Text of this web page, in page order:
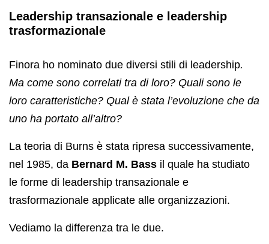
Leadership transazionale e leadership
trasformazionale
Finora ho nominato due diversi stili di leadership.
Ma come sono correlati tra di loro? Quali sono le
loro caratteristiche? Qual è stata l’evoluzione che da
uno ha portato all’altro?
La teoria di Burns è stata ripresa successivamente,
nel 1985, da Bernard M. Bass il quale ha studiato
le forme di leadership transazionale e
trasformazionale applicate alle organizzazioni.
Vediamo la differenza tra le due.